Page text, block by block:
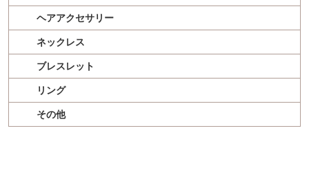
ヘアアクセサリー
ネックレス
ブレスレット
リング
その他